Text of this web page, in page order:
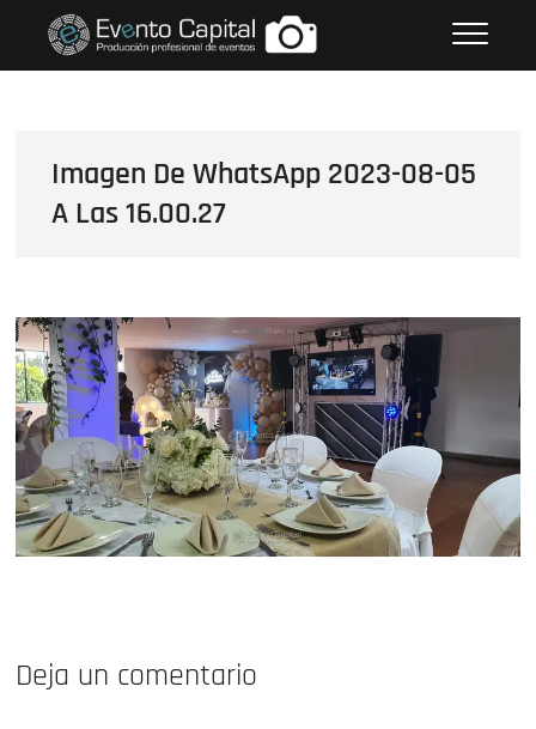
contenido
FOTOS GRUPO EMPRESARIAL
Imagen De WhatsApp 2023-08-05
A Las 16.00.27
Deja un comentario